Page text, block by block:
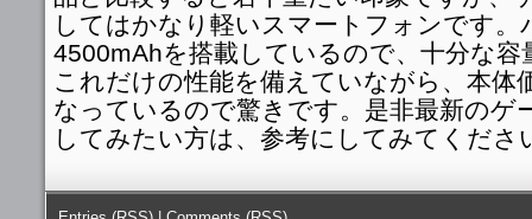
してはかなり軽いスマートフォンです。
4500mAhを搭載しているので、十分な容
これだけの性能を備えていながら、本体
なっているので驚きです。是非最新のゲ
してみたい方は、参考にしてみてくださ